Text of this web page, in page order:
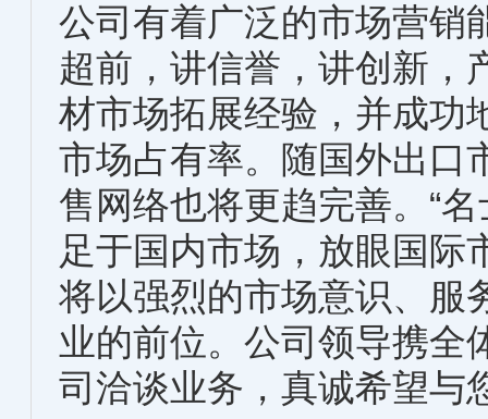
公司有着广泛的市场营销
超前，讲信誉，讲创新，
材市场拓展经验，并成功
市场占有率。随国外出口
售网络也将更趋完善。“
足于国内市场，放眼国际
将以强烈的市场意识、服
业的前位。公司领导携全
司洽谈业务，真诚希望与